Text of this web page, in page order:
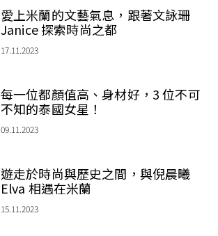
愛上米蘭的文藝氣息，跟著文詠珊
Janice 探索時尚之都
17.11.2023
每一位都顏值高、身材好，3 位不可
不知的泰國女星！
09.11.2023
遊走於時尚與歷史之間，與倪晨曦
Elva 相遇在米蘭
15.11.2023